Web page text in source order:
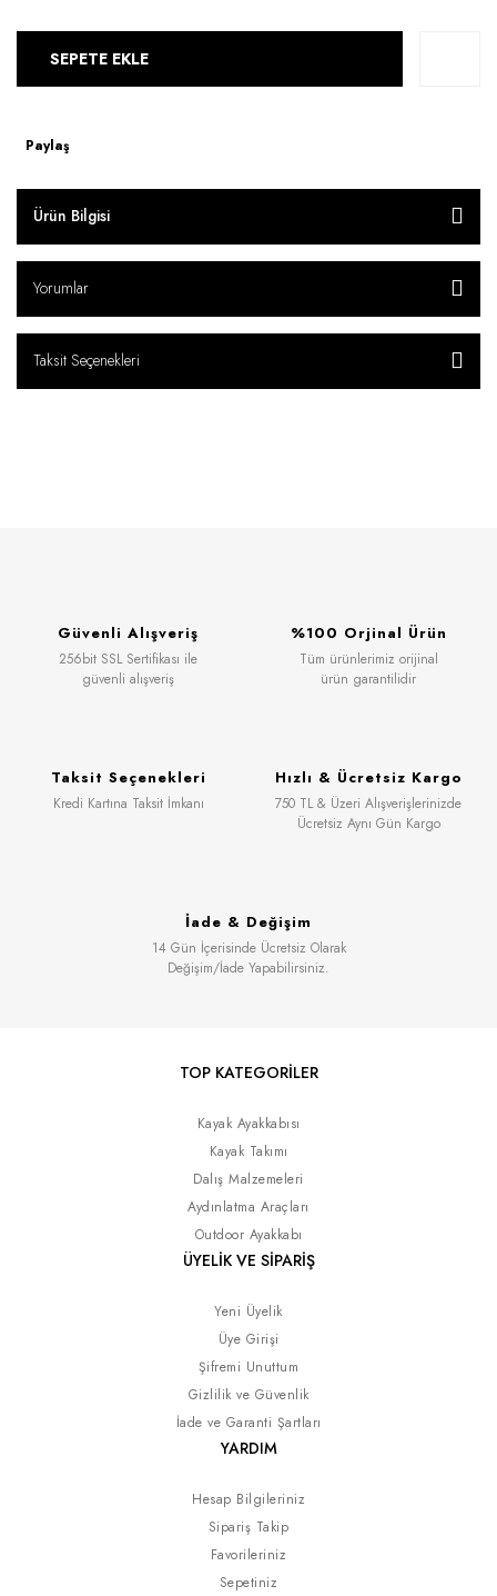
SEPETE EKLE
Paylaş
Ürün Bilgisi
Yorumlar
Taksit Seçenekleri
Güvenli Alışveriş
256bit SSL Sertifikası ile
güvenli alışveriş
%100 Orjinal Ürün
Tüm ürünlerimiz orijinal
ürün garantilidir
Taksit Seçenekleri
Kredi Kartına Taksit İmkanı
Hızlı & Ücretsiz Kargo
750 TL & Üzeri Alışverişlerinizde
Ücretsiz Aynı Gün Kargo
İade & Değişim
14 Gün İçerisinde Ücretsiz Olarak
Değişim/İade Yapabilirsiniz.
TOP KATEGORİLER
Kayak Ayakkabısı
Kayak Takımı
Dalış Malzemeleri
Aydınlatma Araçları
Outdoor Ayakkabı
ÜYELİK VE SİPARİŞ
Yeni Üyelik
Üye Girişi
Şifremi Unuttum
Gizlilik ve Güvenlik
İade ve Garanti Şartları
YARDIM
Hesap Bilgileriniz
Sipariş Takip
Favorileriniz
Sepetiniz